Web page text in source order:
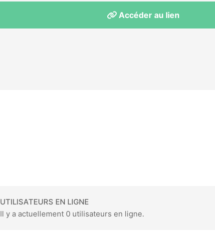
Accéder au lien
UTILISATEURS EN LIGNE
Il y a actuellement 0 utilisateurs en ligne.